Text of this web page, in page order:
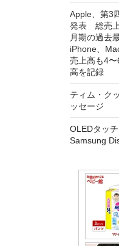
Apple、第3
発表 総売
月期の過去
iPhone、
売上高も4
高を記録
ティム・ク
ッセージ
OLEDタッ
Samsung